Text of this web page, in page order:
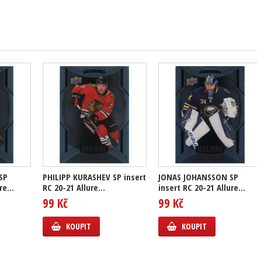
PHILIPP KURASHEV SP insert
RC 20-21 Allure...
99 Kč
KOUPIT
JONAS JOHANSSON SP
insert RC 20-21 Allure...
99 Kč
KOUPIT